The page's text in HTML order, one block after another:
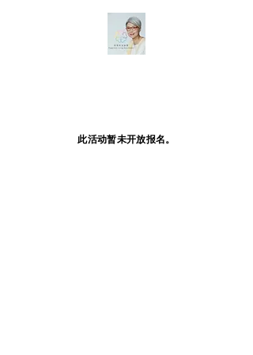
此活动暂未开放报名。